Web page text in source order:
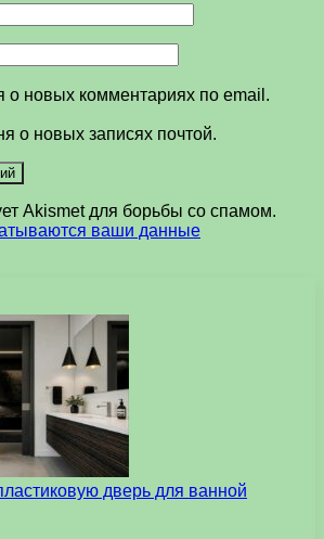
о новых комментариях по email.
о новых записях почтой.
Akismet для борьбы со спамом.
ваши данные
дверь для ванной